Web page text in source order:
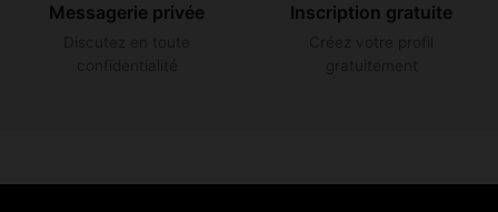
Messagerie privée Inscription gratuite